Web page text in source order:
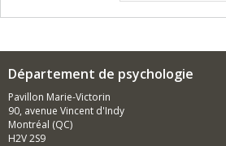
Département de psychologie
Pavillon Marie-Victorin
90, avenue Vincent d'Indy
Montréal (QC)
H2V 2S9